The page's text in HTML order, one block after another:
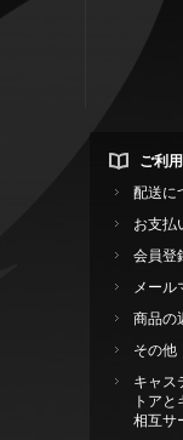
ご利
配送に
お支払
会員登
メール
商品の
その他
キャス
トア
相互サ